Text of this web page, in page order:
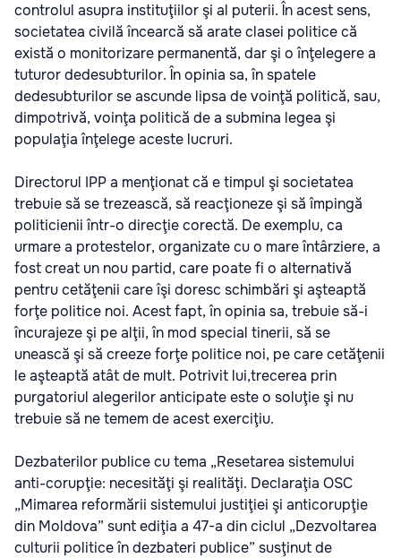
controlul asupra instituţiilor şi al puterii. În acest sens,
societatea civilă încearcă să arate clasei politice că
există o monitorizare permanentă, dar şi o înţelegere a
tuturor dedesubturilor. În opinia sa, în spatele
dedesubturilor se ascunde lipsa de voinţă politică, sau,
dimpotrivă, voinţa politică de a submina legea şi
populaţia înţelege aceste lucruri.
Directorul IPP a menţionat că e timpul şi societatea
trebuie să se trezească, să reacţioneze şi să împingă
politicienii într-o direcţie corectă. De exemplu, ca
urmare a protestelor, organizate cu o mare întârziere, a
fost creat un nou partid, care poate fi o alternativă
pentru cetăţenii care îşi doresc schimbări şi aşteaptă
forţe politice noi. Acest fapt, în opinia sa, trebuie să-i
încurajeze şi pe alţii, în mod special tinerii, să se
unească şi să creeze forţe politice noi, pe care cetăţenii
le aşteaptă atât de mult. Potrivit lui,trecerea prin
purgatoriul alegerilor anticipate este o soluţie şi nu
trebuie să ne temem de acest exerciţiu.
Dezbaterilor publice cu tema „Resetarea sistemului
anti-corupţie: necesităţi şi realităţi. Declaraţia OSC
„Mimarea reformării sistemului justiţiei şi anticorupţie
din Moldova” sunt ediţia a 47-a din ciclul „Dezvoltarea
culturii politice în dezbateri publice” susţinut de